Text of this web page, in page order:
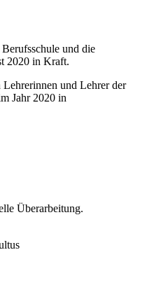
und die
2020 in Kraft.
und Lehrer der
Jahr 2020 in
Überarbeitung.